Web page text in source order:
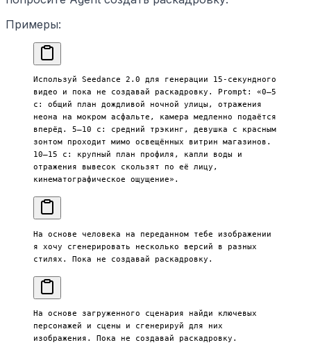
Примеры:
Используй Seedance 2.0 для генерации 15-секундного
видео и пока не создавай раскадровку. Prompt: «0–5
с: общий план дождливой ночной улицы, отражения
неона на мокром асфальте, камера медленно подаётся
вперёд. 5–10 с: средний трэкинг, девушка с красным
зонтом проходит мимо освещённых витрин магазинов.
10–15 с: крупный план профиля, капли воды и
отражения вывесок скользят по её лицу,
кинематографическое ощущение».
На основе человека на переданном тебе изображении
я хочу сгенерировать несколько версий в разных
стилях. Пока не создавай раскадровку.
На основе загруженного сценария найди ключевых
персонажей и сцены и сгенерируй для них
изображения. Пока не создавай раскадровку.